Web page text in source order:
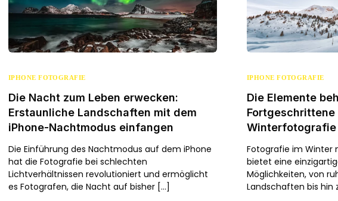
IPHONE FOTOGRAFIE
Die Nacht zum Leben erwecken:
Erstaunliche Landschaften mit dem
iPhone-Nachtmodus einfangen
Die Einführung des Nachtmodus auf dem iPhone
hat die Fotografie bei schlechten
Lichtverhältnissen revolutioniert und ermöglicht
es Fotografen, die Nacht auf bisher […]
IPHONE FOTOGRAFIE
Die Elemente
Fortgeschrittene
Winterfotografie
Fotografie im Winter
bietet eine
Möglichkeiten, von
Landschaften bis hin